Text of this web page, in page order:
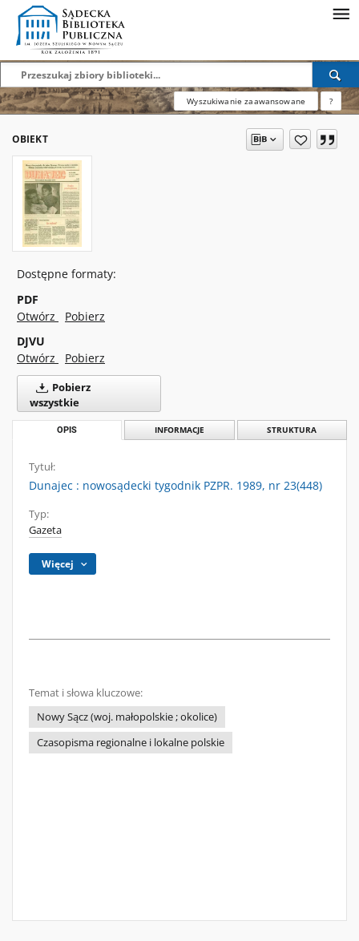
Wyszukiwanie zaawansowane ?
OBIEKT
Dostępne formaty:
PDF
Otwórz
Pobierz
DJVU
Otwórz
Pobierz
Pobierz
wszystkie
OPIS INFORMACJE STRUKTURA
Tytuł:
Dunajec : nowosądecki tygodnik PZPR. 1989, nr 23(448)
Typ:
Gazeta
Więcej
Temat i słowa kluczowe:
Nowy Sącz (woj. małopolskie ; okolice)
Czasopisma regionalne i lokalne polskie